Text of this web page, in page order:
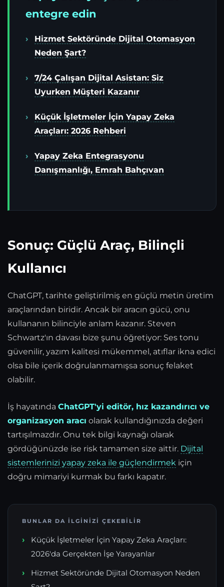
entegre edin
Hizmet Sektöründe Dijital Otomasyon
Neden Şart?
7/24 Çalışan Dijital Asistan: Siz
Uyurken Müşteri Kazanır
Küçük İşletmeler İçin Yapay Zeka
Araçları: 2026 Rehberi
Yapay Zeka Entegrasyonu
Danışmanlığı, Emrah Bahçıvan
Sonuç: Güçlü Araç, Bilinçli
Kullanıcı
ChatGPT, tarihte geliştirilmiş en güçlü metin üretim
araçlarından biridir. Ancak bir aracın gücü, onu
kullananın bilinciyle anlam kazanır. Steven
Schwartz'ın davası bize şunu öğretiyor: Ses tonu
güvenilir, yazım kalitesi mükemmel, atıflar ikna edici
olsa bile içerik doğrulanmamışsa sonuç felaket
olabilir.
İş hayatında ChatGPT'yi editör, hız kazandırıcı ve
organizasyon aracı olarak kullandığınızda değeri
tartışılmazdır. Onu tek bilgi kaynağı olarak
gördüğünüzde ise risk tamamen size aittir. Dijital
sistemlerinizi yapay zeka ile güçlendirmek için
doğru mimariyi kurmak bu farkı kapatır.
BUNLAR DA İLGINIZI ÇEKEBILIR
Küçük İşletmeler İçin Yapay Zeka Araçları:
2026'da Gerçekten İşe Yarayanlar
Hizmet Sektöründe Dijital Otomasyon Neden